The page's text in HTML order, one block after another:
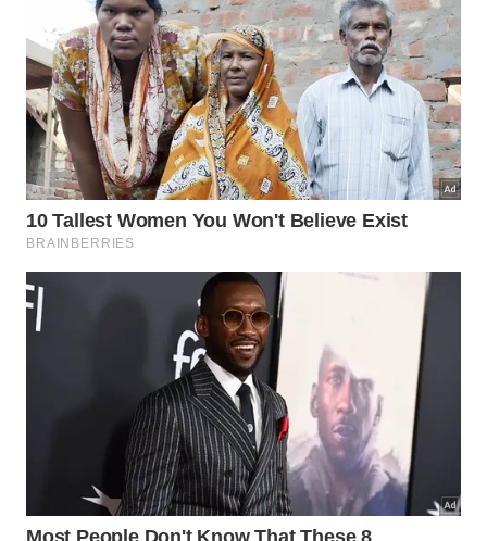
Muitas pessoas relatam que a transformação na
arrumação da pia melhora significativamente a
disposição para realizar as tarefas diárias. Para
alcançar esse objetivo de forma simples, confira a
seguir algumas orientações essenciais que
separamos para facilitar a suaorganizaçãoe
praticidade: